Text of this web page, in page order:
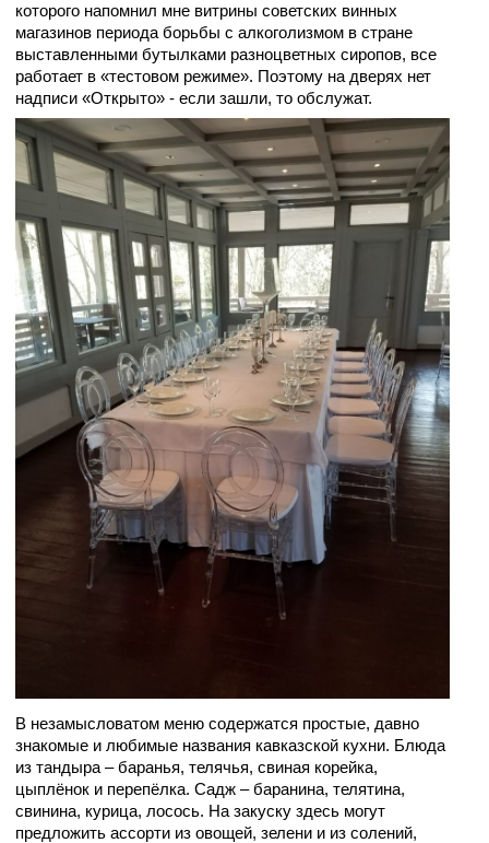
которого напомнил мне витрины советских винных
магазинов периода борьбы с алкоголизмом в стране
выставленными бутылками разноцветных сиропов, все
работает в «тестовом режиме». Поэтому на дверях нет
надписи «Открыто» - если зашли, то обслужат.
В незамысловатом меню содержатся простые, давно
знакомые и любимые названия кавказской кухни. Блюда
из тандыра – баранья, телячья, свиная корейка,
цыплёнок и перепёлка. Садж – баранина, телятина,
свинина, курица, лосось. На закуску здесь могут
предложить ассорти из овощей, зелени и из солений,